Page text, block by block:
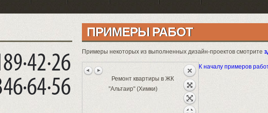
ПРИМЕРЫ РАБОТ
Примеры некоторых из выполненных дизайн-проектов смотрите
Ремонт квартиры в ЖК
"Альтаир" (Химки)
К началу примеров